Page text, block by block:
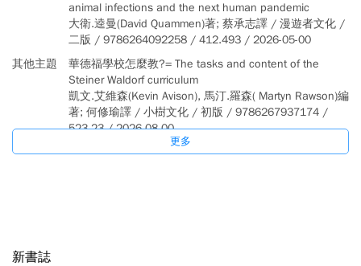
animal infections and the next human pandemic
大衛.逵曼(David Quammen)著; 蔡承志譯 / 漫遊者文化 /
二版 / 9786264092258 / 412.493 / 2026-05-00
其他主題
華德福學校怎麼教?= The tasks and content of the
Steiner Waldorf curriculum
凱文.艾維森(Kevin Avison), 馬汀.羅森( Martyn Rawson)編
著; 何修瑜譯 / 小樹文化 / 初版 / 9786267937174 /
523.23 / 2026-08-00
其他主題
大麻迷霧: 從藥理、司法到重生的真實告白
更多
新書誌